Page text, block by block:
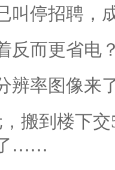
叫停招聘，
反而更省电
辨率图像来
搬到楼下
了……